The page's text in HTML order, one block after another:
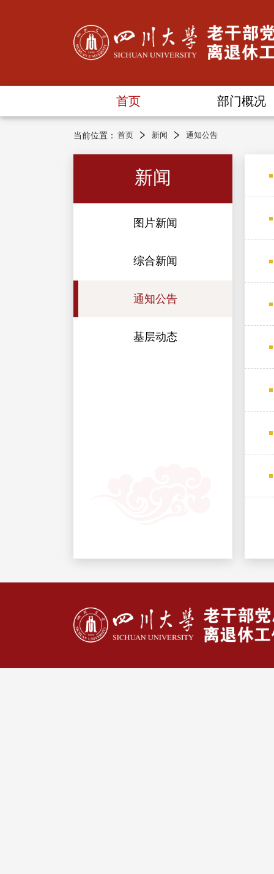
首页 部门概况
当前位置： 首页 新闻 通知公告
新闻
图片新闻
综合新闻
通知公告
基层动态